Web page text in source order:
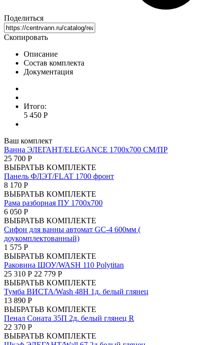
Поделиться
Скопировать
Описание
Состав комплекта
Документация
Итого:
5 450 Р
Ваш комплект
Ванна ЭЛЕГАНТ/ELEGANCE 1700х700 СМ/ПР
25 700 Р
ВЫБРАТЬВ КОМПЛЕКТЕ
Панель ФЛЭТ/FLAT 1700 фронт
8 170 Р
ВЫБРАТЬВ КОМПЛЕКТЕ
Рама разборная ПУ 1700х700
6 050 Р
ВЫБРАТЬВ КОМПЛЕКТЕ
Сифон для ванны автомат GC-4 600мм (
доукомплектованный)
1 575 Р
ВЫБРАТЬВ КОМПЛЕКТЕ
Раковина ШОУ/WASH 110 Polytitan
25 310 Р 22 779 Р
ВЫБРАТЬВ КОМПЛЕКТЕ
Тумба ВИСТА/Wash 48Н 1д. белый глянец
13 890 Р
ВЫБРАТЬВ КОМПЛЕКТЕ
Пенал Соната 35П 2д. белый глянец R
22 370 Р
ВЫБРАТЬВ КОМПЛЕКТЕ